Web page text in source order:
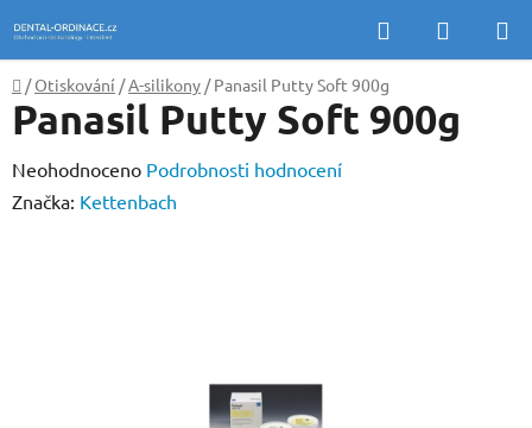
na
obsah
Hledat
KOŠÍK
Domů
/ Otiskování /A-silikony / Panasil Putty Soft 900g
Panasil Putty Soft 900g
Průměrné
hodnocení
Neohodnoceno Podrobnosti hodnocení
Značka: Kettenbach